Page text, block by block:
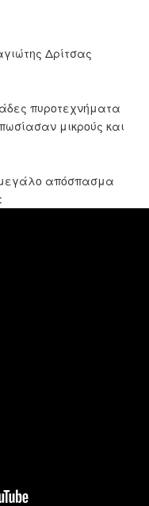
Δρίτσας
πυροτεχνήματα
μικρούς και
μεγάλο απόσπασμα